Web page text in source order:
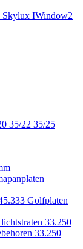
Skylux IWindow2
35/22 35/25
Golfplaten
33.250
33.250